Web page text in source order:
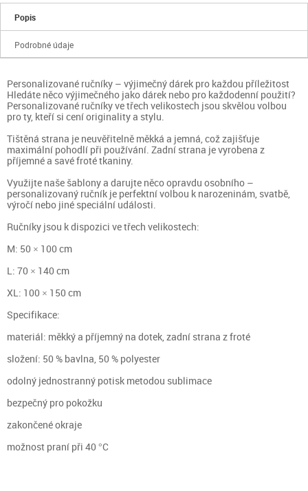
Popis
Podrobné údaje
Personalizované ručníky – výjimečný dárek pro každou příležitost
Hledáte něco výjimečného jako dárek nebo pro každodenní použití?
Personalizované ručníky ve třech velikostech jsou skvělou volbou
pro ty, kteří si cení originality a stylu.
Tištěná strana je neuvěřitelně měkká a jemná, což zajišťuje
maximální pohodlí při používání. Zadní strana je vyrobena z
příjemné a savé froté tkaniny.
Využijte naše šablony a darujte něco opravdu osobního –
personalizovaný ručník je perfektní volbou k narozeninám, svatbě,
výročí nebo jiné speciální události.
Ručníky jsou k dispozici ve třech velikostech:
M: 50 × 100 cm
L: 70 × 140 cm
XL: 100 × 150 cm
Specifikace:
materiál: měkký a příjemný na dotek, zadní strana z froté
složení: 50 % bavlna, 50 % polyester
odolný jednostranný potisk metodou sublimace
bezpečný pro pokožku
zakončené okraje
možnost praní při 40 °C